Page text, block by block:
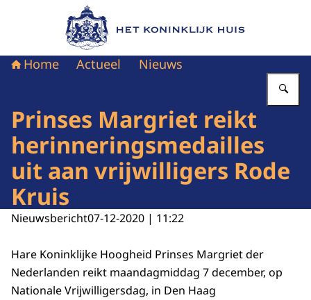
Naar de homepage van Het Koninklijk Huis
Home Actueel Nieuws
Prinses Margriet reikt
herinneringsmedailles
uit aan vrijwilligers Rode
Kruis
Nieuwsbericht07-12-2020 | 11:22
Hare Koninklijke Hoogheid Prinses Margriet der
Nederlanden reikt maandagmiddag 7 december, op
Nationale Vrijwilligersdag, in Den Haag